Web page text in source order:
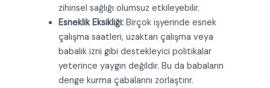
zihinsel sağlığı olumsuz etkileyebilir.
Esneklik Eksikliği:Birçok işyerinde esnek
çalışma saatleri, uzaktan çalışma veya
babalık izni gibi destekleyici politikalar
yeterince yaygın değildir. Bu da babaların
denge kurma çabalarını zorlaştırır.